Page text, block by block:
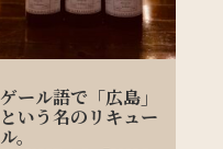
ゲール語で「広島」
という名のリキュー
ル。